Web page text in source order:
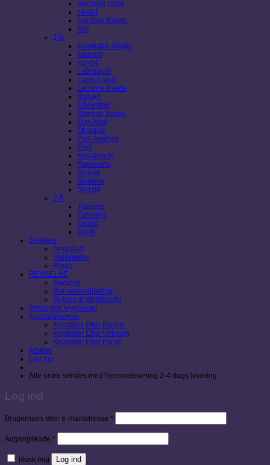
Honning calcit
Howlit
Harlekin Kvarts
Iolit
J-S
Kambaba Jaspis
Karneol
Kunzit
Labradorit
Lapis Lazuli
Lemuria Kvarts
Malakit
Månesten
Mookait Jaspis
Mos Agat
Obsidian
Pink Ametyst
Pyrit
Rosakvarts
Røgkvarts
Selenit
Septarie
Sodalit
T-Å
Tigerøje
Turmalin
Unakit
Zeolit
Smykker
Armbånd
Halskæder
Ringe
RENSELSE
Røgelse
Renselsestilbehør
Guides & Workbooks
Personligt krystalsæt
Krystalleksikon
Krystaller Efter Navne
Krystaller Efter Virkning
Krystaller Efter Farve
Artikler
Log ind
Alle ordre sendes med hjemmelevering 2-4 dags levering
Log ind
Brugernavn eller e-mailadresse *Påkrævet
Adgangskode *Påkrævet
Husk mig Log ind